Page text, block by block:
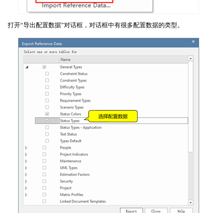
打开“导出配置数据”对话框，对话框中有很多配置数据的类型。